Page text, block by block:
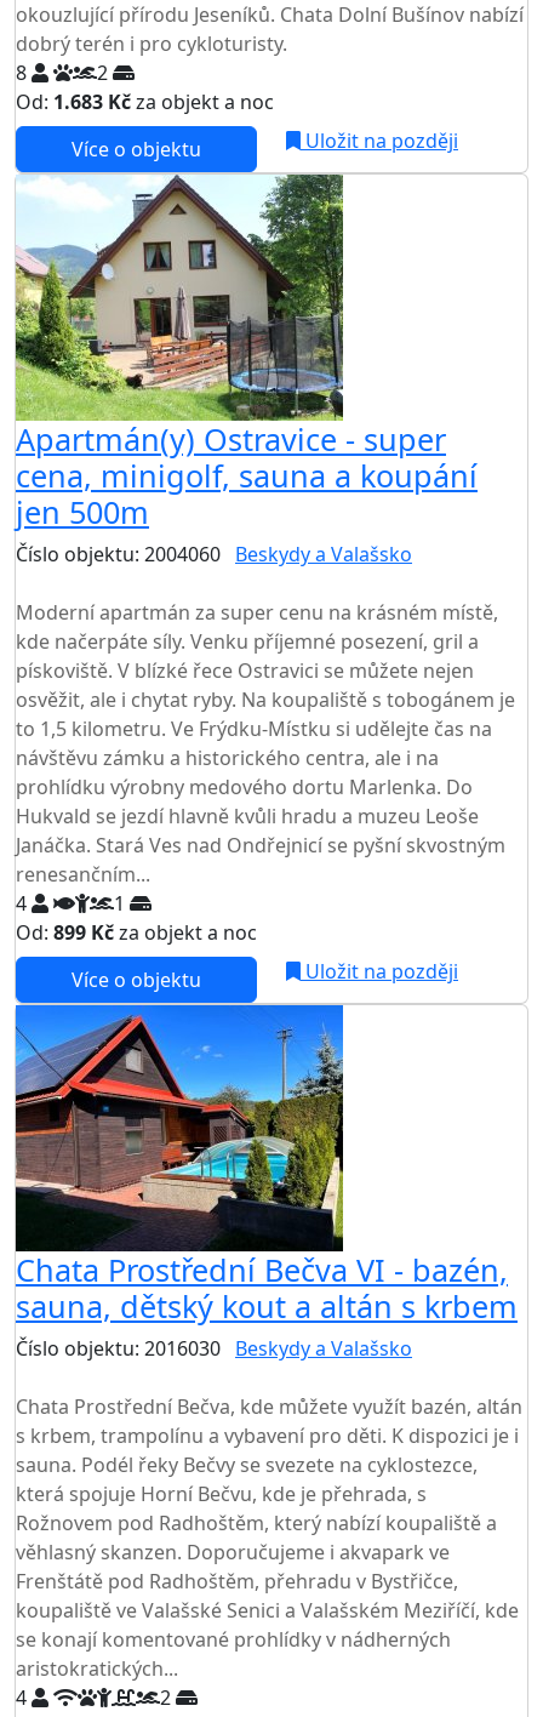
okouzlující přírodu Jeseníků. Chata Dolní Bušínov nabízí
dobrý terén i pro cykloturisty.
8
2
Od: 1.683 Kčza objekt a noc
Více o objektu
Uložit na později
Apartmán(y) Ostravice - super
cena, minigolf, sauna a koupání
jen 500m
Číslo objektu: 2004060 Beskydy a Valašsko
Moderní apartmán za super cenu na krásném místě,
kde načerpáte síly. Venku příjemné posezení, gril a
pískoviště. V blízké řece Ostravici se můžete nejen
osvěžit, ale i chytat ryby. Na koupaliště s tobogánem je
to 1,5 kilometru. Ve Frýdku-Místku si udělejte čas na
návštěvu zámku a historického centra, ale i na
prohlídku výrobny medového dortu Marlenka. Do
Hukvald se jezdí hlavně kvůli hradu a muzeu Leoše
Janáčka. Stará Ves nad Ondřejnicí se pyšní skvostným
renesančním...
4
1
Od: 899 Kčza objekt a noc
Více o objektu
Uložit na později
Chata Prostřední Bečva VI - bazén,
sauna, dětský kout a altán s krbem
Číslo objektu: 2016030 Beskydy a Valašsko
Chata Prostřední Bečva, kde můžete využít bazén, altán
s krbem, trampolínu a vybavení pro děti. K dispozici je i
sauna. Podél řeky Bečvy se svezete na cyklostezce,
která spojuje Horní Bečvu, kde je přehrada, s
Rožnovem pod Radhoštěm, který nabízí koupaliště a
věhlasný skanzen. Doporučujeme i akvapark ve
Frenštátě pod Radhoštěm, přehradu v Bystřičce,
koupaliště ve Valašské Senici a Valašském Meziříčí, kde
se konají komentované prohlídky v nádherných
aristokratických...
4
2